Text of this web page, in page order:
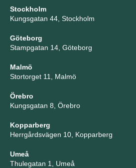
Stockholm
Kungsgatan 44, Stockholm
Göteborg
Stampgatan 14, Göteborg
Malmö
Stortorget 11, Malmö
Örebro
Kungsgatan 8, Örebro
Kopparberg
Herrgårdsvägen 10, Kopparberg
Umeå
Thulegatan 1, Umeå